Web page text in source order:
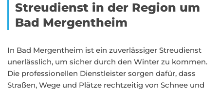
Streudienst in der Region um
Bad Mergentheim
In Bad Mergentheim ist ein zuverlässiger Streudienst
unerlässlich, um sicher durch den Winter zu kommen.
Die professionellen Dienstleister sorgen dafür, dass
Straßen, Wege und Plätze rechtzeitig von Schnee und